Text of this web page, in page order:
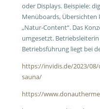
oder Displays. Beispiele:
Menüboards, Übersichten
„Natur-Content“. Das
umgesetzt.
Betriebsführung liegt bei
https://invidis.de/2023/
sauna/
https://